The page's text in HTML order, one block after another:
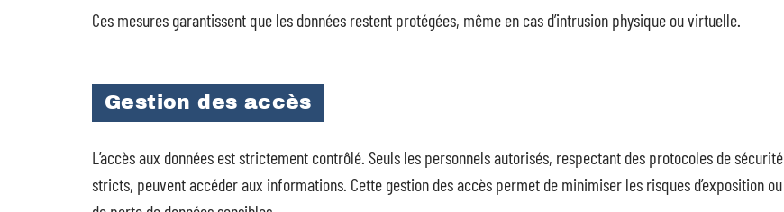
Ces mesures garantissent que les données restent protégées, même en cas d’intrusion physique ou virtuelle.
Gestion des accès
L’accès aux données est strictement contrôlé. Seuls les personnels autorisés, respectant des protocoles de sécurité
stricts, peuvent accéder aux informations. Cette gestion des accès permet de minimiser les risques d’exposition ou